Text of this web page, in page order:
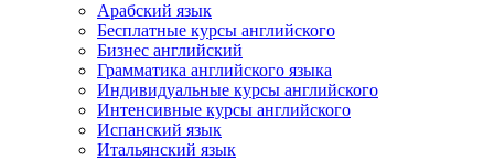
Арабский язык
Бесплатные курсы английского
Бизнес английский
Грамматика английского языка
Индивидуальные курсы английского
Интенсивные курсы английского
Испанский язык
Итальянский язык